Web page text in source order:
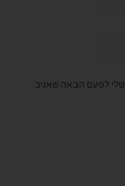
לפעם הבאה שאגיב.